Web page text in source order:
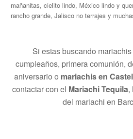
mañanitas, cielito lindo, México lindo y
rancho grande, Jalisco no terrajes y
Si estas buscando
cumpleaños, primera comunión,
aniversario o mariachis en
contactar con el Mariachi Tequila,
del mariachi en